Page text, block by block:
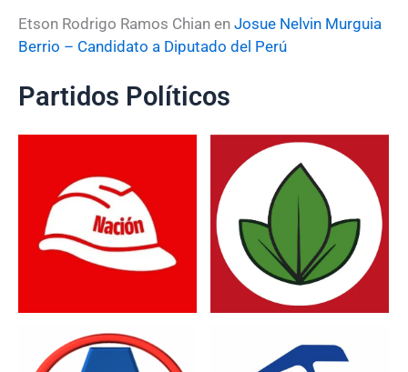
Etson Rodrigo Ramos Chian en Josue Nelvin Murguia
Berrio – Candidato a Diputado del Perú
Partidos Políticos